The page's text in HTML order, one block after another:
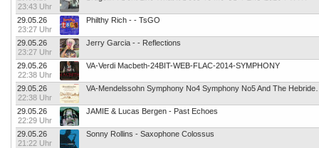
23:43 Uhr
29.05.26
23:27 Uhr
Philthy Rich - - TsGO
29.05.26
23:27 Uhr
Jerry Garcia - - Reflections
29.05.26
22:38 Uhr
VA-Verdi Macbeth-24BIT-WEB-FLAC-2014-SYMPHONY
29.05.26
22:38 Uhr
29.05.26
22:29 Uhr
JAMIE & Lucas Bergen - Past Echoes
29.05.26
21:22 Uhr
Sonny Rollins - Saxophone Colossus